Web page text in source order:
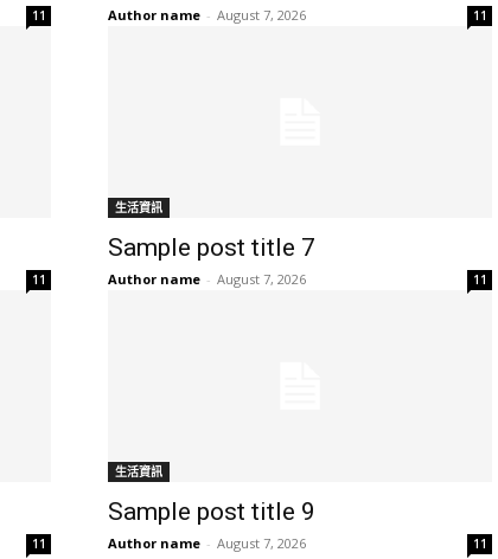
11 Author name - August 7, 2026 11
11
生活資訊
Sample post title 7
Author name - August 7, 2026 11
11
生活資訊
Sample post title 9
Author name - August 7, 2026 11